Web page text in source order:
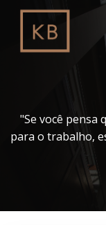
"Se você pensa
para o trabalho,